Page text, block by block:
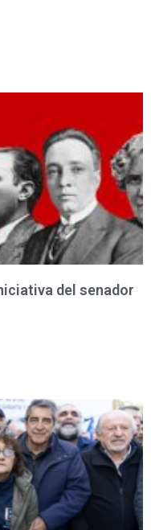
del senador